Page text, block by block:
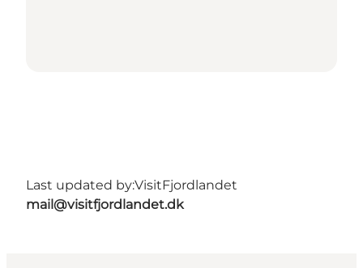
Last updated by:VisitFjordlandet
mail@visitfjordlandet.dk